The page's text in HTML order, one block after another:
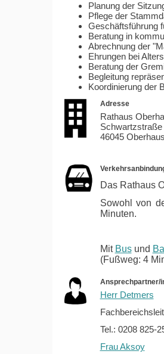
Planung der
Pflege der
Geschäftsführung
Beratung in
Abrechnung der
Ehrungen bei
Beratung der
Begleitung
Koordinierung der
Adresse
Rathaus
Schwartzstraße
46045
Das Rathaus
Sowohl von
Minuten.
Mit Busund
(Fußweg: 4
Ansprechpartner/
Herr Detmers
Tel.: 0208 825-
Frau Aksoy